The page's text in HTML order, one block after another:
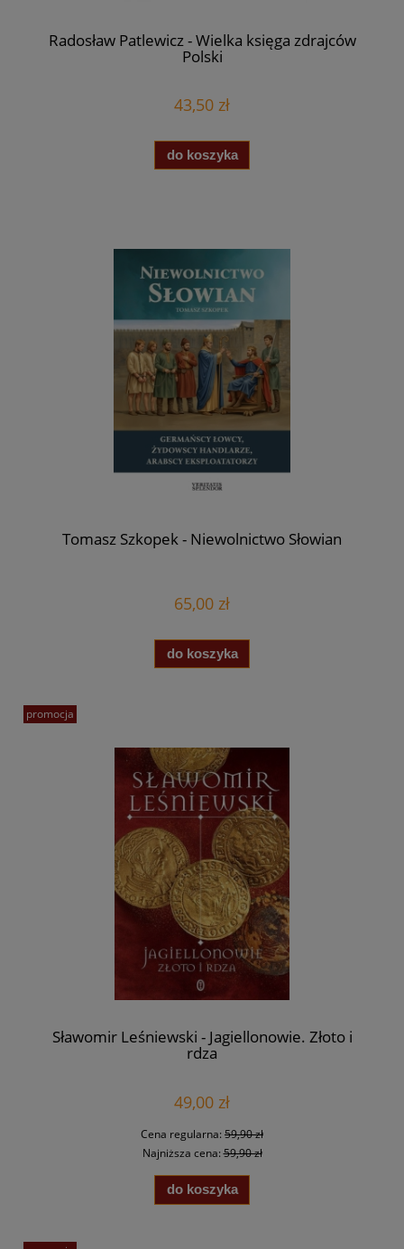
Radosław Patlewicz - Wielka księga zdrajców
Polski
43,50 zł
do koszyka
Tomasz Szkopek - Niewolnictwo Słowian
65,00 zł
do koszyka
Sławomir Leśniewski - Jagiellonowie. Złoto i
rdza
49,00 zł
Cena regularna: 59,90 zł
Najniższa cena:59,90 zł
do koszyka
promocja